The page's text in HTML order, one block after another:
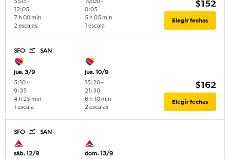
12:05
2 escalas
7 h 00 min
0:05
1 escala
5 h 05 min
$152
Elegir fechas
SFO SAN
jue. 3/9
5:10-
9:35
1 escala
4 h 25 min
jue. 10/9
15:20-
21:30
2 escalas
6 h 10 min
$162
Elegir fechas
SFO SAN
sáb. 12/9
dom. 13/9